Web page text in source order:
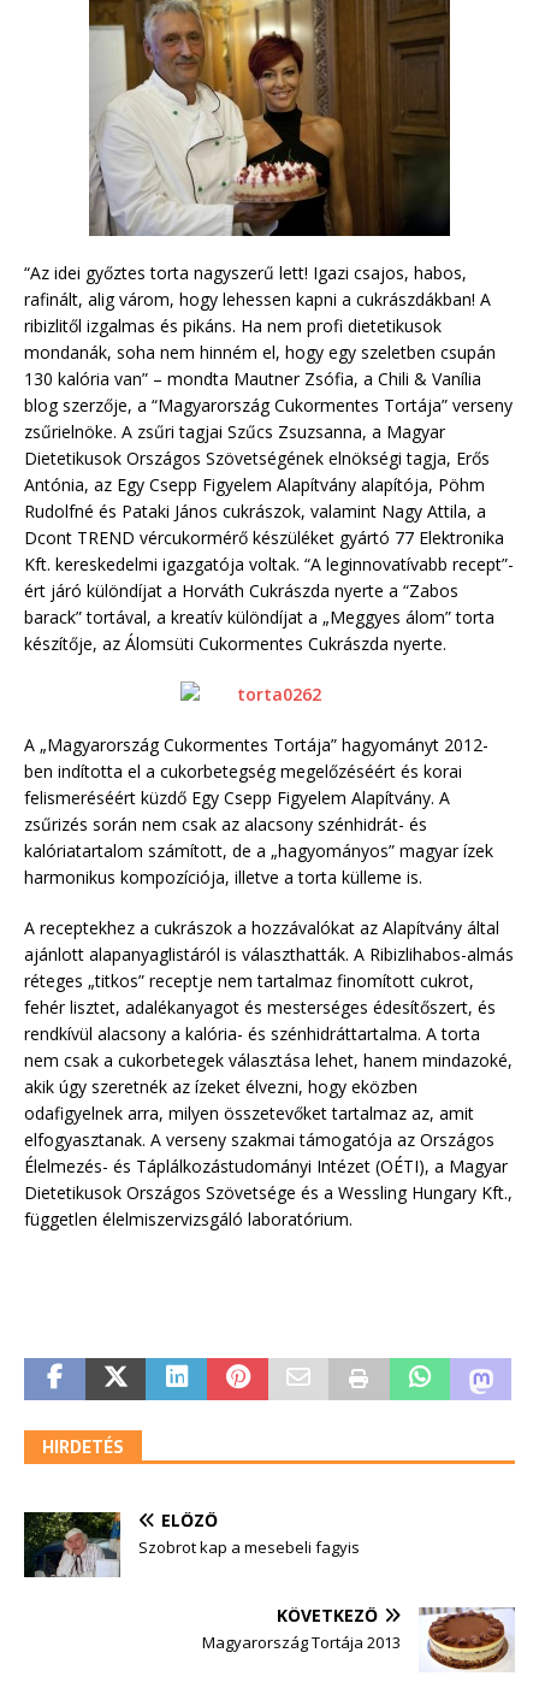
“Az idei győztes torta nagyszerű lett! Igazi csajos, habos,
rafinált, alig várom, hogy lehessen kapni a cukrászdákban! A
ribizlitől izgalmas és pikáns. Ha nem profi dietetikusok
mondanák, soha nem hinném el, hogy egy szeletben csupán
130 kalória van” – mondta Mautner Zsófia, a Chili & Vanília
blog szerzője, a “Magyarország Cukormentes Tortája” verseny
zsűrielnöke. A zsűri tagjai Szűcs Zsuzsanna, a Magyar
Dietetikusok Országos Szövetségének elnökségi tagja, Erős
Antónia, az Egy Csepp Figyelem Alapítvány alapítója, Pöhm
Rudolfné és Pataki János cukrászok, valamint Nagy Attila, a
Dcont TREND vércukormérő készüléket gyártó 77 Elektronika
Kft. kereskedelmi igazgatója voltak. “A leginnovatívabb recept”-
ért járó különdíjat a Horváth Cukrászda nyerte a “Zabos
barack” tortával, a kreatív különdíjat a „Meggyes álom” torta
készítője, az Álomsüti Cukormentes Cukrászda nyerte.
A „Magyarország Cukormentes Tortája” hagyományt 2012-
ben indította el a cukorbetegség megelőzéséért és korai
felismeréséért küzdő Egy Csepp Figyelem Alapítvány. A
zsűrizés során nem csak az alacsony szénhidrát- és
kalóriatartalom számított, de a „hagyományos” magyar ízek
harmonikus kompozíciója, illetve a torta külleme is.
A receptekhez a cukrászok a hozzávalókat az Alapítvány által
ajánlott alapanyaglistáról is választhatták. A Ribizlihabos-almás
réteges „titkos” receptje nem tartalmaz finomított cukrot,
fehér lisztet, adalékanyagot és mesterséges édesítőszert, és
rendkívül alacsony a kalória- és szénhidráttartalma. A torta
nem csak a cukorbetegek választása lehet, hanem mindazoké,
akik úgy szeretnék az ízeket élvezni, hogy eközben
odafigyelnek arra, milyen összetevőket tartalmaz az, amit
elfogyasztanak. A verseny szakmai támogatója az Országos
Élelmezés- és Táplálkozástudományi Intézet (OÉTI), a Magyar
Dietetikusok Országos Szövetsége és a Wessling Hungary Kft.,
független élelmiszervizsgáló laboratórium.
HIRDETÉS
ELŐZŐ
Szobrot kap a mesebeli fagyis
KÖVETKEZŐ
Magyarország Tortája 2013